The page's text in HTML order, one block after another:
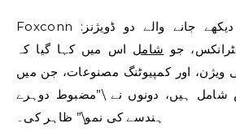
Foxconn کے سب سے زیادہ دیکھے جانے والے دو ڈویژنز:
جو شامل اس میں کہا گیا کہ
ویژن، اور کمپیوٹنگ مصنوعات، جن میں
شامل ہیں، دونوں نے \”مضبوط دوہرے
ہندسے کی نمو\” ظاہر کی۔